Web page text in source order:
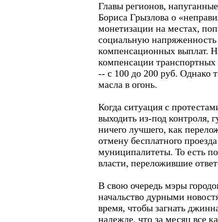
Главы регионов,
Бориса Грызлова о
монетизации на местах,
социальную
компенсационных выплат.
компенсации транспортных
-- с 100 до 200 руб. Однако
масла в огонь.
Когда ситуация с
выходить из-под контроля,
ничего лучшего, как
отмену бесплатного
муниципалитеты. То есть
власти, переложившие
В свою очередь мэры
начальство дурными
время, чтобы загнать
надежде, что за месяц все